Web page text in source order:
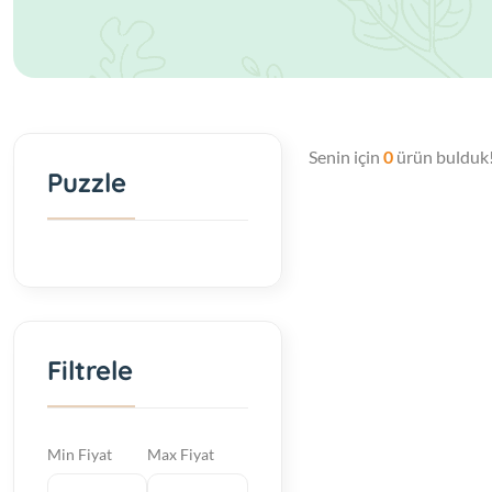
Senin için 0ürün
Puzzle
Filtrele
Min Fiyat Max Fiyat